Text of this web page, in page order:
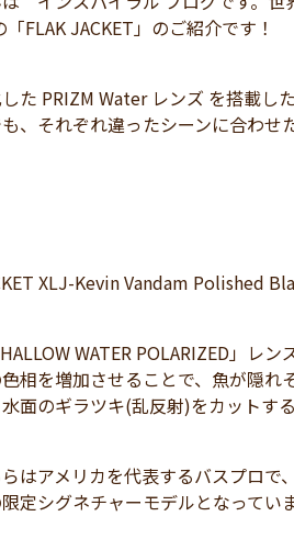
FLAK JACKET」のご紹介です！
た PRIZM Water レンズ を搭載し
、それぞれ違ったシーンに合わせ
XLJ-Kevin Vandam Polished
WATER POLARIZED」レン
相を増加させることで、魚が隠れ
面のギラツキ(乱反射)をカットす
はアメリカを代表するバスプロ
定シグネチャーモデルとなってい